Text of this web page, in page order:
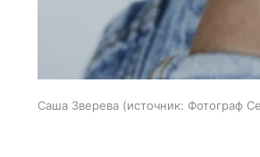
Саша Зверева источник: Фотограф